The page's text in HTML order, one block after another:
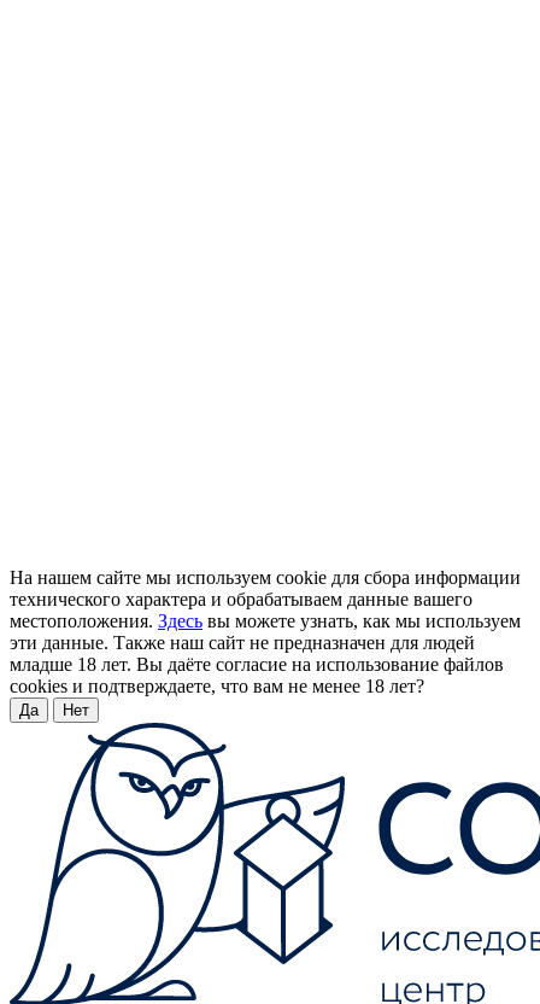
На нашем сайте мы используем cookie для сбора информации
технического характера и обрабатываем данные вашего
местоположения. Здесь вы можете узнать, как мы используем
эти данные. Также наш сайт не предназначен для людей
младше 18 лет. Вы даёте согласие на использование файлов
cookies и подтверждаете, что вам не менее 18 лет?
Да Нет